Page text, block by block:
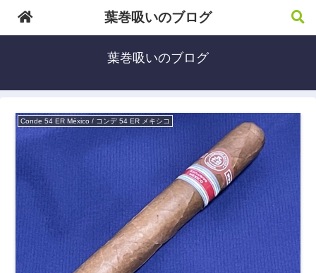
葉巻吸いのブログ
Conde 54 ER México / コンデ 54 ER メキシコ
葉巻吸いのブログ